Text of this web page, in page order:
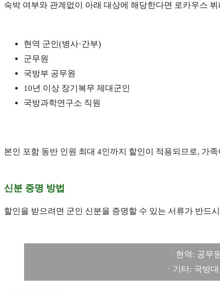
숙박 여부와 관계없이 아래 대상에 해당한다면 로카우스
현역 군인(병사·간부)
군무원
국방부 공무원
10년 이상 장기복무 제대군인
국방과학연구소 직원
본인 포함 동반 인원 최대 4인까지 할인이 적용되므로, 가
신분 증명 방법
할인을 받으려면 군인 신분을 증명할 수 있는 서류가 반드
ㆍ현역: 공무
ㆍ기타: 국방